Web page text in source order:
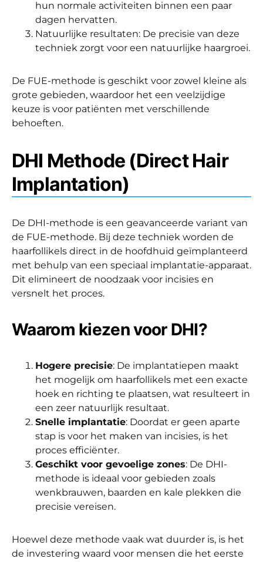
hun normale activiteiten binnen een paar
dagen hervatten.
Natuurlijke resultaten: De precisie van deze
techniek zorgt voor een natuurlijke haargroei.
De FUE-methode is geschikt voor zowel kleine als
grote gebieden, waardoor het een veelzijdige
keuze is voor patiënten met verschillende
behoeften.
DHI Methode (Direct Hair
Implantation)
De DHI-methode is een geavanceerde variant van
de FUE-methode. Bij deze techniek worden de
haarfollikels direct in de hoofdhuid geïmplanteerd
met behulp van een speciaal implantatie-apparaat.
Dit elimineert de noodzaak voor incisies en
versnelt het proces.
Waarom kiezen voor DHI?
Hogere precisie: De implantatiepen maakt
het mogelijk om haarfollikels met een exacte
hoek en richting te plaatsen, wat resulteert in
een zeer natuurlijk resultaat.
Snelle implantatie: Doordat er geen aparte
stap is voor het maken van incisies, is het
proces efficiënter.
Geschikt voor gevoelige zones: De DHI-
methode is ideaal voor gebieden zoals
wenkbrauwen, baarden en kale plekken die
precisie vereisen.
Hoewel deze methode vaak wat duurder is, is het
de investering waard voor mensen die het eerste